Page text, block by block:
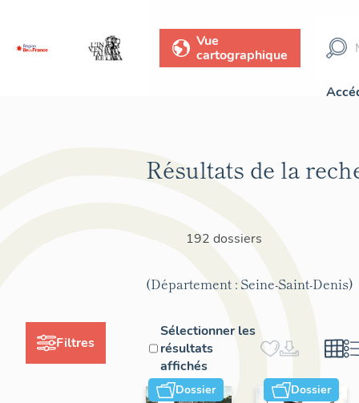
Vue
cartographique
Filtres
Résultats de la
192 dossiers
(Département : Seine-Saint-Denis)
Sélectionner les
résultats
affichés
Dossier Dossier